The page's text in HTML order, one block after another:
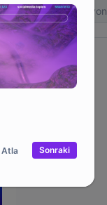
Atla Sonraki
Koleksiyon